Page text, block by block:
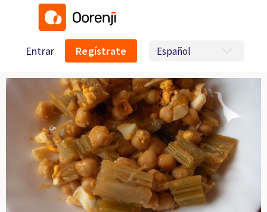
Entrar Regístrate